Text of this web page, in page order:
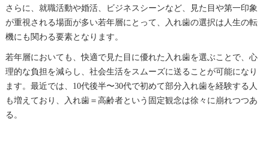
さらに、就職活動や婚活、ビジネスシーンなど、見た目や第一印象
が重視される場面が多い若年層にとって、入れ歯の選択は人生の転
機にも関わる要素となります。
若年層においても、快適で見た目に優れた入れ歯を選ぶことで、心
理的な負担を減らし、社会生活をスムーズに送ることが可能になり
ます。最近では、10代後半〜30代で初めて部分入れ歯を経験する人
も増えており、入れ歯＝高齢者という固定観念は徐々に崩れつつあ
る。